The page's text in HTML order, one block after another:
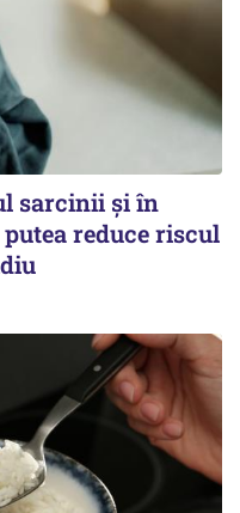
sarcinii și în
reduce riscul